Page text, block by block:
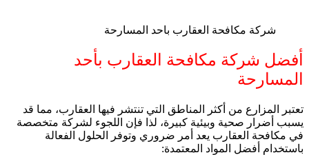
شركة مكافحة العقارب باحد المسارحة
أفضل شركة مكافحة العقارب بأحد
المسارحة
تعتبر المزارع من أكثر المناطق التي تنتشر فيها العقارب، مما قد
يسبب أضرار صحية وبيئية كبيرة، لذا فإن اللجوء لشركة متخصصة
في مكافحة العقارب يعد أمر ضروري وتوفر الحلول الفعالة
باستخدام أفضل المواد المعتمدة: